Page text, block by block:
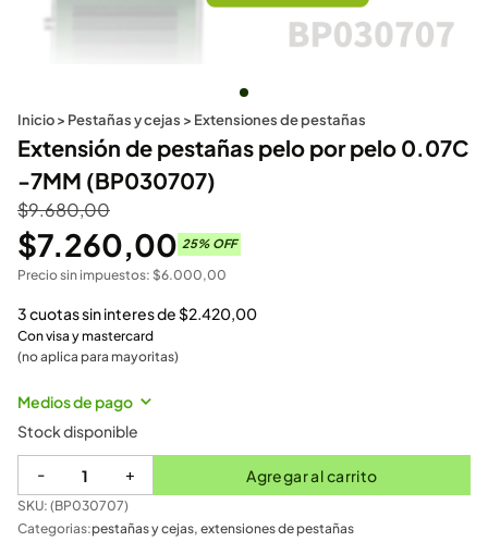
Inicio> Pestañas y cejas > Extensiones de pestañas
Extensión de pestañas pelo por pelo 0.07C
-7MM (BP030707)
$9.680,00
$7.260,00 25% OFF
Precio sin impuestos: $6.000,00
3 cuotas sin interes de$2.420,00
Con visa y mastercard
(no aplica para mayoritas)
Medios de pago
Stock disponible
- + Agregar al carrito
SKU: (BP030707)
Categorias:pestañas y cejas, extensiones de pestañas